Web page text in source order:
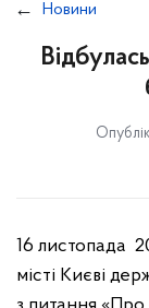
Новини
16 листопада
місті Києві